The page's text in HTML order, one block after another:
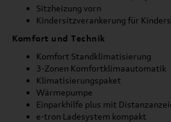
Sitzheizung vorn
Kindersitzverankerung für
Komfort und Technik
Komfort Standklimatisierung
3-Zonen Komfortklimaautomatik
Klimatisierungspaket
Wärmepumpe
Einparkhilfe plus mit
e-tron Ladesystem kompakt